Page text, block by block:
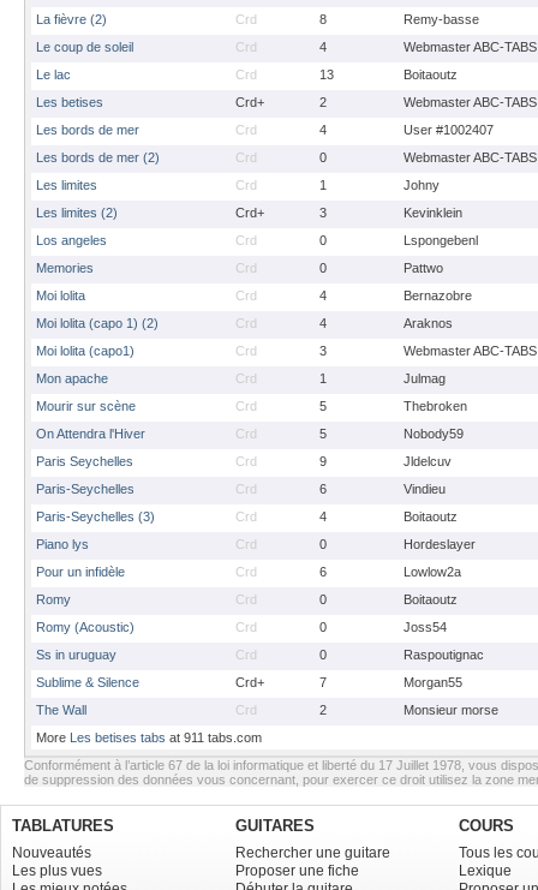
La fièvre (2)
Crd 8
Remy-basse
Le coup de soleil
Crd 4
Webmaster ABC-TABS
Le lac
Crd 13
Boitaoutz
Les betises
Crd+ 2
Webmaster ABC-TABS
Les bords de mer
Crd 4
User #1002407
Les bords de mer (2)
Crd 0
Webmaster ABC-TABS
Les limites
Crd 1
Johny
Les limites (2)
Crd+ 3
Kevinklein
Los angeles
Crd 0
Lspongebenl
Memories
Crd 0
Pattwo
Moi lolita
Crd 4
Bernazobre
Moi lolita (capo 1) (2)
Crd 4
Araknos
Moi lolita (capo1)
Crd 3
Webmaster ABC-TABS
Mon apache
Crd 1
Julmag
Mourir sur scène
Crd 5
Thebroken
On Attendra l'Hiver
Crd 5
Nobody59
Paris Seychelles
Crd 9
Jldelcuv
Paris-Seychelles
Crd 6
Vindieu
Paris-Seychelles (3)
Crd 4
Boitaoutz
Piano lys
Crd 0
Hordeslayer
Pour un infidèle
Crd 6
Lowlow2a
Romy
Crd 0
Boitaoutz
Romy (Acoustic)
Crd 0
Joss54
Ss in uruguay
Crd 0
Raspoutignac
Sublime & Silence
Crd+ 7
Morgan55
The Wall
Crd 2
Monsieur morse
More Les betises tabs at 911 tabs.com
Conformément à l’article 67 de la loi informatique et liberté du 17 Juillet 1978, vous
de suppression des données vous concernant, pour exercer ce droit utilisez la zone
TABLATURES
Nouveautés
Les plus vues
GUITARES
Rechercher une guitare
Proposer une fiche
COURS
Tous les
Lexique